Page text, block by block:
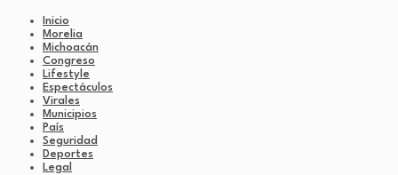
Inicio
Morelia
Michoacán
Congreso
Lifestyle
Espectáculos
Virales
Municipios
País
Seguridad
Deportes
Legal